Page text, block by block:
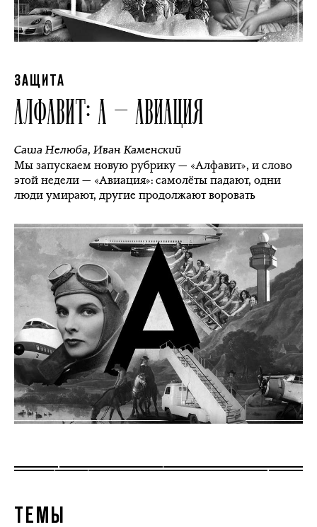
ЗАЩИТА
АЛФАВИТ: А — АВИАЦИЯ
Саша Нелюба,Иван Каменский
Мы запускаем новую рубрику — «Алфавит», и слово
этой недели — «Авиация»: самолёты падают, одни
люди умирают, другие продолжают воровать
ТЕМЫ